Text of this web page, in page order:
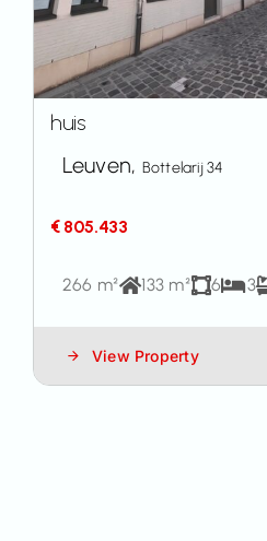
huis
Leuven, Bottelarij 34
€ 805.433
266 m² 133 m² 6 3
View Property